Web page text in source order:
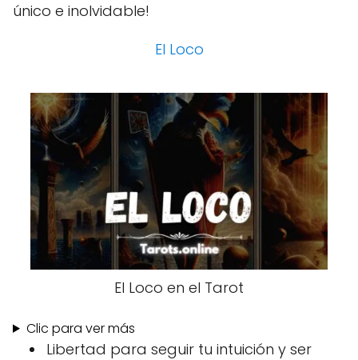
único e inolvidable!
El Loco
El Loco en el Tarot
Clic para ver más
Libertad para seguir tu intuición y ser